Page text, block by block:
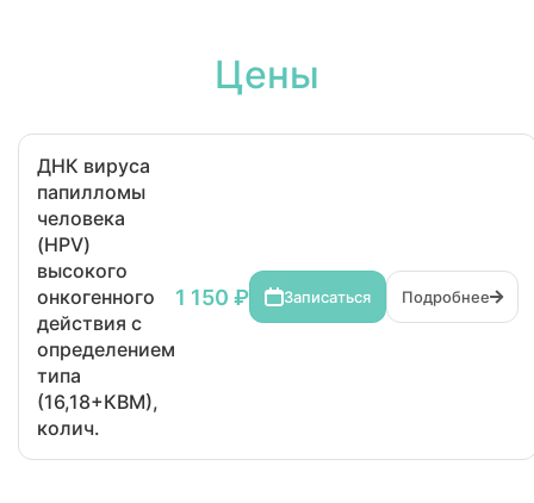
Цены
ДНК вируса
папилломы
человека
(HPV)
высокого
онкогенного
действия с
определением
типа
(16,18+КВМ),
колич.
1 150 ₽ Записаться Подробнее